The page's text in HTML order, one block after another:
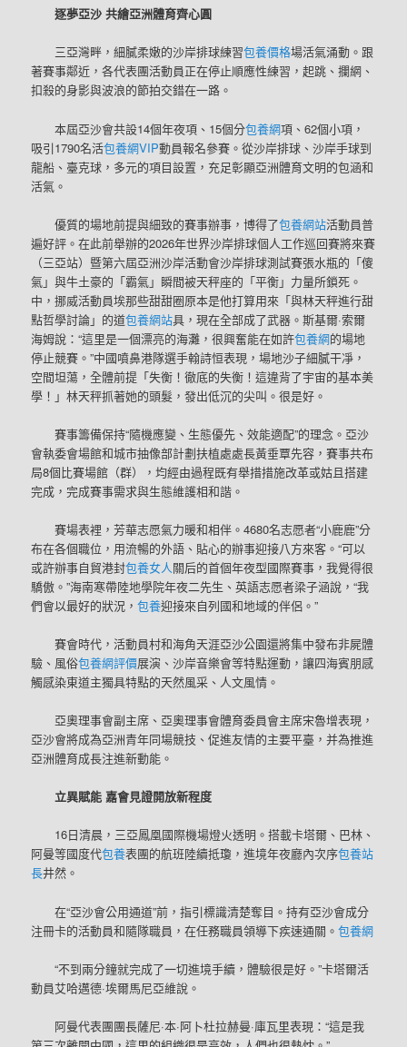
逐夢亞沙 共繪亞洲體育齊心圓
三亞灣畔，細膩柔嫩的沙岸排球練習包養價格場活氣涌動。跟
著賽事鄰近，各代表團活動員正在停止順應性練習，起跳、攔網、
扣殺的身影與波浪的節拍交錯在一路。
本屆亞沙會共設14個年夜項、15個分包養網項、62個小項，
吸引1790名活包養網VIP動員報名參賽。從沙岸排球、沙岸手球到
龍船、臺克球，多元的項目設置，充足彰顯亞洲體育文明的包涵和
活氣。
優質的場地前提與細致的賽事辦事，博得了包養網站活動員普
遍好評。在此前舉辦的2026年世界沙岸排球個人工作巡回賽將來賽
（三亞站）暨第六屆亞洲沙岸活動會沙岸排球測試賽張水瓶的「傻
氣」與牛土豪的「霸氣」瞬間被天秤座的「平衡」力量所鎖死。
中，挪威活動員埃那些甜甜圈原本是他打算用來「與林天秤進行甜
點哲學討論」的道包養網站具，現在全部成了武器。斯基爾·索爾
海姆說：“這里是一個漂亮的海灘，很興奮能在如許包養網的場地
停止競賽。”中國噴鼻港隊選手翰詩恒表現，場地沙子細膩干凈，
空間坦蕩，全體前提「失衡！徹底的失衡！這違背了宇宙的基本美
學！」林天秤抓著她的頭髮，發出低沉的尖叫。很是好。
賽事籌備保持“隨機應變、生態優先、效能適配”的理念。亞沙
會執委會場館和城市抽像部計劃扶植處處長黃垂覃先容，賽事共布
局8個比賽場館（群），均經由過程既有舉措措施改革或姑且搭建
完成，完成賽事需求與生態維護相和諧。
賽場表裡，芳華志愿氣力暖和相伴。4680名志愿者“小鹿鹿”分
布在各個職位，用流暢的外語、貼心的辦事迎接八方來客。“可以
或許辦事自貿港封包養女人關后的首個年夜型國際賽事，我覺得很
驕傲。”海南寒帶陸地學院年夜二先生、英語志愿者梁子涵說，“我
們會以最好的狀況，包養迎接來自列國和地域的伴侶。”
賽會時代，活動員村和海角天涯亞沙公園還將集中發布非屍體
驗、風俗包養網評價展演、沙岸音樂會等特點運動，讓四海賓朋感
觸感染東道主獨具特點的天然風采、人文風情。
亞奧理事會副主席、亞奧理事會體育委員會主席宋魯增表現，
亞沙會將成為亞洲青年同場競技、促進友情的主要平臺，并為推進
亞洲體育成長注進新動能。
立異賦能 嘉會見證開放新程度
16日清晨，三亞鳳凰國際機場燈火透明。搭載卡塔爾、巴林、
阿曼等國度代包養表團的航班陸續抵瓊，進境年夜廳內次序包養站
長井然。
在“亞沙會公用通道”前，指引標識清楚奪目。持有亞沙會成分
注冊卡的活動員和隨隊職員，在任務職員領導下疾速通關。包養網
“不到兩分鐘就完成了一切進境手續，體驗很是好。”卡塔爾活
動員艾哈邁德·埃爾馬尼亞維說。
阿曼代表團團長薩尼·本·阿卜杜拉赫曼·庫瓦里表現：“這是我